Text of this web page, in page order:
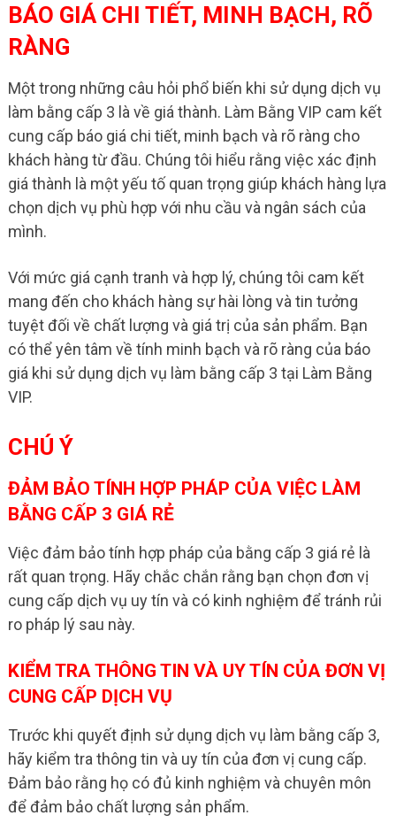
BÁO GIÁ CHI TIẾT, MINH BẠCH, RÕ
RÀNG
Một trong những câu hỏi phổ biến khi sử dụng dịch vụ
làm bằng cấp 3 là về giá thành. Làm Bằng VIP cam kết
cung cấp báo giá chi tiết, minh bạch và rõ ràng cho
khách hàng từ đầu. Chúng tôi hiểu rằng việc xác định
giá thành là một yếu tố quan trọng giúp khách hàng lựa
chọn dịch vụ phù hợp với nhu cầu và ngân sách của
mình.
Với mức giá cạnh tranh và hợp lý, chúng tôi cam kết
mang đến cho khách hàng sự hài lòng và tin tưởng
tuyệt đối về chất lượng và giá trị của sản phẩm. Bạn
có thể yên tâm về tính minh bạch và rõ ràng của báo
giá khi sử dụng dịch vụ làm bằng cấp 3 tại Làm Bằng
VIP.
CHÚ Ý
ĐẢM BẢO TÍNH HỢP PHÁP CỦA VIỆC LÀM
BẰNG CẤP 3 GIÁ RẺ
Việc đảm bảo tính hợp pháp của bằng cấp 3 giá rẻ là
rất quan trọng. Hãy chắc chắn rằng bạn chọn đơn vị
cung cấp dịch vụ uy tín và có kinh nghiệm để tránh rủi
ro pháp lý sau này.
KIỂM TRA THÔNG TIN VÀ UY TÍN CỦA ĐƠN VỊ
CUNG CẤP DỊCH VỤ
Trước khi quyết định sử dụng dịch vụ làm bằng cấp 3,
hãy kiểm tra thông tin và uy tín của đơn vị cung cấp.
Đảm bảo rằng họ có đủ kinh nghiệm và chuyên môn
để đảm bảo chất lượng sản phẩm.